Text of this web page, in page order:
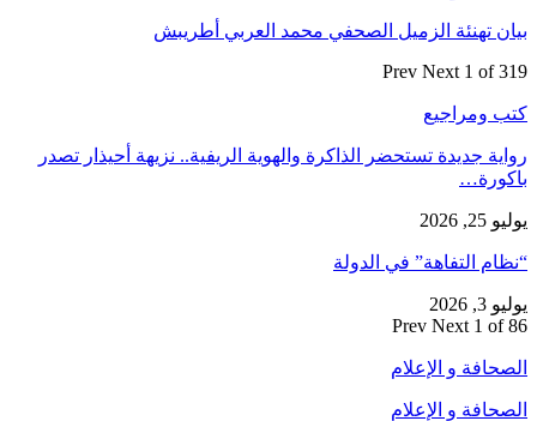
بيان تهنئة الزميل الصحفي محمد العربي أطريبش
Prev Next 1 of 319
كتب ومراجيع
رواية جديدة تستحضر الذاكرة والهوية الريفية.. نزيهة أحيذار تصدر
باكورة…
يوليو 25, 2026
“نظام التفاهة” في الدولة
يوليو 3, 2026
Prev Next 1 of 86
الصحافة و الإعلام
الصحافة و الإعلام